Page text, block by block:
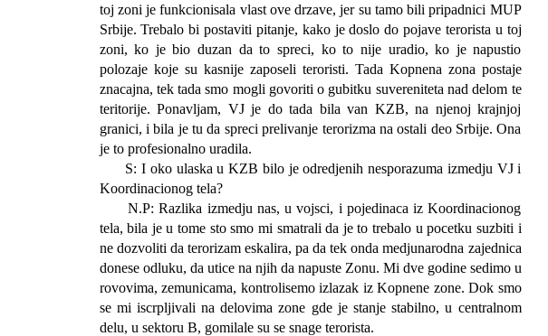
toj zoni je funkcionisala vlast ove drzave, jer su tamo bili pripadnici MUP
Srbije. Trebalo bi postaviti pitanje, kako je doslo do pojave terorista u toj
zoni, ko je bio duzan da to spreci, ko to nije uradio, ko je napustio
polozaje koje su kasnije zaposeli teroristi. Tada Kopnena zona postaje
znacajna, tek tada smo mogli govoriti o gubitku suvereniteta nad delom te
teritorije. Ponavljam, VJ je do tada bila van KZB, na njenoj krajnjoj
granici, i bila je tu da spreci prelivanje terorizma na ostali deo Srbije. Ona
je to profesionalno uradila.
S: I oko ulaska u KZB bilo je odredjenih nesporazuma izmedju VJ i
Koordinacionog tela?
N.P: Razlika izmedju nas, u vojsci, i pojedinaca iz Koordinacionog
tela, bila je u tome sto smo mi smatrali da je to trebalo u pocetku suzbiti i
ne dozvoliti da terorizam eskalira, pa da tek onda medjunarodna zajednica
donese odluku, da utice na njih da napuste Zonu. Mi dve godine sedimo u
rovovima, zemunicama, kontrolisemo izlazak iz Kopnene zone. Dok smo
se mi iscrpljivali na delovima zone gde je stanje stabilno, u centralnom
delu, u sektoru B, gomilale su se snage terorista.